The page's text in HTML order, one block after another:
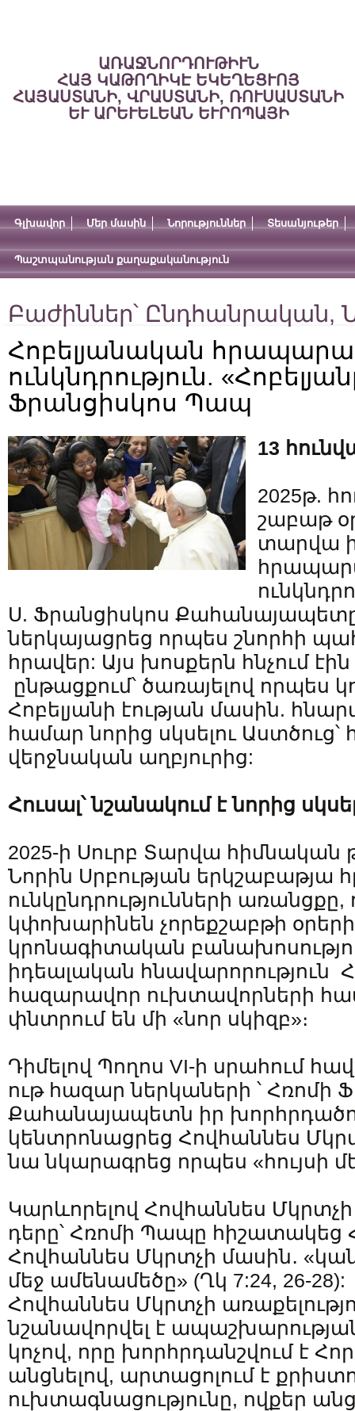
ԱՌԱՋՆՈՐԴՈՒԹԻՒՆ
ՀԱՅ ԿԱԹՈՂԻԿԷ ԵԿԵՂԵՑՒՈՅ
ՀԱՅԱՍՏԱՆԻ, ՎՐԱՍՏԱՆԻ, ՌՈՒՍԱՍՏԱՆԻ
ԵՒ ԱՐԵՒԵԼԵԱՆ ԵՒՐՈՊԱՅԻ
Գլխավոր Մեր մասին Նորություններ Տեսանյութեր
Պաշտպանության քաղաքականություն
Բաժիններ՝ Ընդհանրական,
Հոբելյանական
ունկնդրություն.
Ֆրանցիսկոս Պապ
13
2025թ.
շաբաթ
տարվա
Ս. Ֆրանցիսկոս Քահանայապետը
ներկայացրեց որպես շնորհի
հրավեր: Այս խոսքերն հնչում
ընթացքում՝ ծառայելով որպես
Հոբելյանի էության մասին.
համար նորից սկսելու Աստծուց՝
վերջնական աղբյուրից:
Հուսալ՝ նշանակում է նորից
2025-ի Սուրբ Տարվա հիմնական
Նորին Սրբության երկշաբաթյա
ունկընդրությունների առանցքը,
կփոխարինեն չորեքշաբթի
կրոնագիտական
իդեալական հնավարորություն
հազարավոր ուխտավորների
փնտրում են մի «նոր սկիզբ»։
Դիմելով Պողոս VI-ի սրահում
ութ հազար ներկաների ՝ Հռոմի
Քահանայապետն իր
կենտրոնացրեց Հովհաննես
նա նկարագրեց որպես «հույսի
Կարևորելով Հովհաննես
դերը՝ Հռոմի Պապը հիշատակեց
Հովհաննես Մկրտչի մասին․
մեջ ամենամեծը» (Ղկ 7:24, 26-28):
Հովհաննես Մկրտչի
նշանավորվել է
կոչով, որը խորհրդանշվում է
անցնելով, արտացոլում է
ուխտագնացությունը, ովքեր